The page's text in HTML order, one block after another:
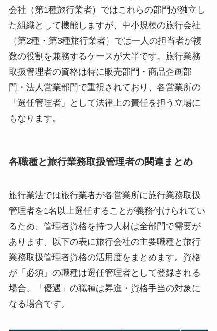
会社（第1種旅行業者）ではこれらの部門が独立し
た組織として機能しますが、中小規模の旅行会社
（第2種・第3種旅行業者）では一人の担当者が複
数の役割を兼務するケースが大半です。旅行業務
取扱管理者の資格は特に販売部門・商品企画部
門・法人営業部門で重視されており、各営業所の
「選任管理者」として法律上の責任を担う立場に
もなります。
各職種と旅行業務取扱管理者の関連まとめ
旅行業法では旅行業者が各営業所に旅行業務取扱
管理者を1名以上選任することが義務付けられてい
るため、管理者資格を持つ人材は全部門で需要が
あります。以下の表に旅行会社の主要職種と旅行
業務取扱管理者資格の活用度をまとめます。資格
が「必須」の職種は選任管理者として登録される
場合、「優遇」の職種は昇進・資格手当の対象に
なる場合です。